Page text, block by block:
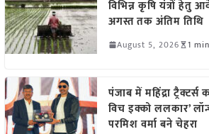
विभिन्न कृषि यंत्रों
अगस्त तक अंतिम तिथि
August 5, 2026 1
पंजाब में महिंद्रा ट्रैक्टर्स
विच इक्को ललकार’
परमिश वर्मा बने चेहरा